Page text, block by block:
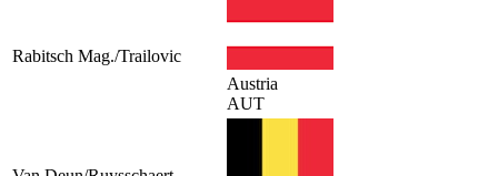
Rabitsch Mag./Trailovic
Austria
AUT